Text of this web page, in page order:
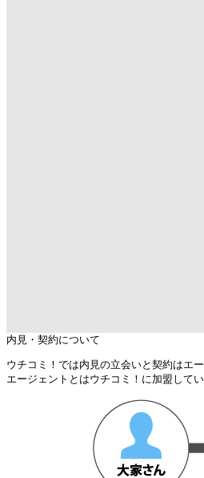
内見・契約について
ウチコミ！では内見の立会いと契約はエ
エージェントとはウチコミ！に加盟して